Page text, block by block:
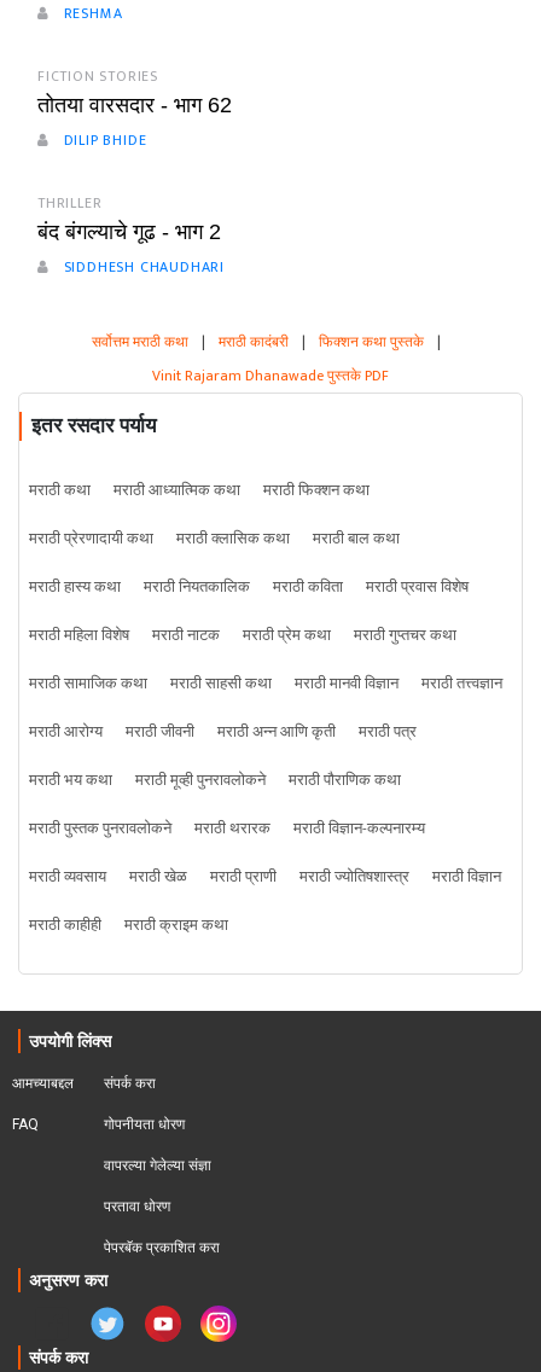
RESHMA
FICTION STORIES
तोतया वारसदार - भाग 62
DILIP BHIDE
THRILLER
बंद बंगल्याचे गूढ - भाग 2
SIDDHESH CHAUDHARI
सर्वोत्तम मराठी कथा | मराठी कादंबरी | फिक्शन कथा पुस्तके |
Vinit Rajaram Dhanawade पुस्तके PDF
इतर रसदार पर्याय
मराठी कथा मराठी आध्यात्मिक कथा
मराठी फिक्शन कथा
मराठी प्रेरणादायी कथा
मराठी क्लासिक कथा
मराठी बाल कथा
मराठी हास्य कथा
मराठी नियतकालिक मराठी कविता
मराठी प्रवास विशेष
मराठी महिला विशेष
मराठी नाटक मराठी प्रेम कथा
मराठी गुप्तचर कथा
मराठी सामाजिक कथा
मराठी साहसी कथा मराठी मानवी विज्ञान
मराठी तत्त्वज्ञान
मराठी आरोग्य
मराठी जीवनी मराठी अन्न आणि कृती
मराठी पत्र
मराठी भय कथा
मराठी मूव्ही पुनरावलोकने
मराठी पौराणिक कथा
मराठी पुस्तक पुनरावलोकने
मराठी थरारक
मराठी विज्ञान-कल्पनारम्य
मराठी व्यवसाय
मराठी खेळ मराठी प्राणी मराठी ज्योतिषशास्त्र
मराठी विज्ञान
मराठी काहीही
मराठी क्राइम कथा
उपयोगी लिंक्स
आमच्याबद्दल
FAQ
संपर्क करा
गोपनीयता धोरण
वापरल्या गेलेल्या संज्ञा
परतावा धोरण
पेपरबॅक प्रकाशित करा
अनुसरण करा
संपर्क करा